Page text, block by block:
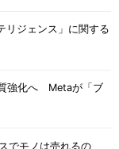
リジェンス」に関する
強化へ Metaが「ブ
でモノは売れるの